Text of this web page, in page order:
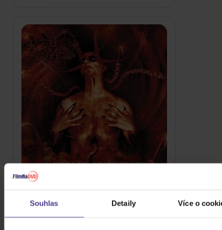
Souhlas Detaily Více o
Dark Funeral: Diabolis Interium (Re-
CD